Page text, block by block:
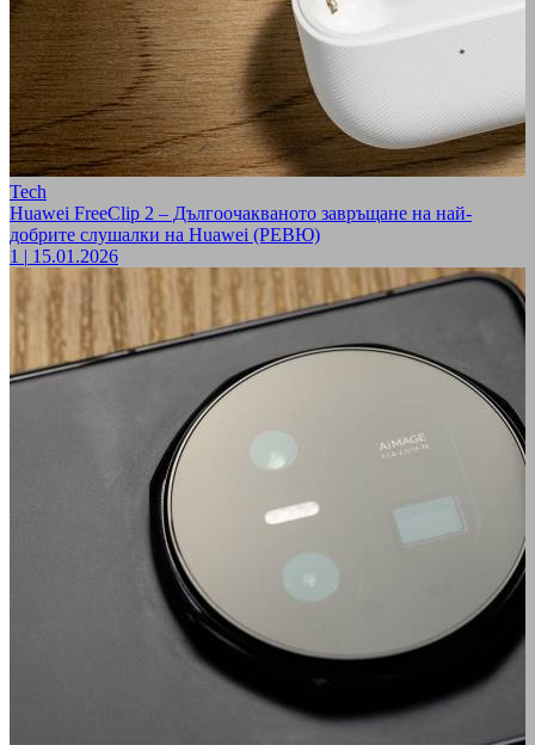
Tech
Huawei FreeClip 2 – Дългоочакваното завръщане на най-
добрите слушалки на Huawei (РЕВЮ)
1 | 15.01.2026